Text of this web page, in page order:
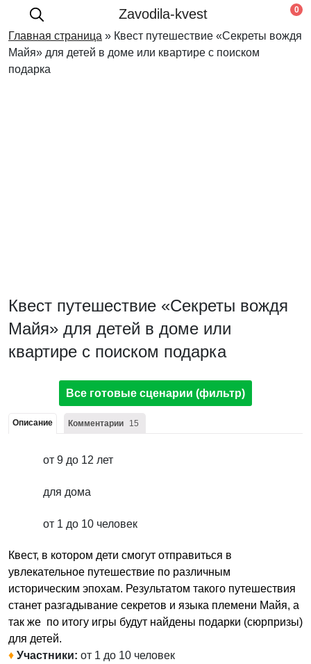
Zavodila-kvest 0
Главная страница » Квест путешествие «Секреты вождя
Майя» для детей в доме или квартире с поиском
подарка
Квест путешествие «Секреты вождя
Майя» для детей в доме или
квартире с поиском подарка
Описание Комментарии 15
Все готовые сценарии (фильтр)
от 9 до 12 лет
для дома
от 1 до 10 человек
Квест, в котором дети смогут отправиться в
увлекательное путешествие по различным
историческим эпохам. Результатом такого путешествия
станет разгадывание секретов и языка племени Майя, а
так же по итогу игры будут найдены подарки (сюрпризы)
для детей.
♦ Участники: от 1 до 10 человек